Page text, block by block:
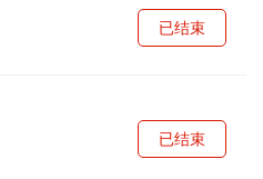
已结束
已结束